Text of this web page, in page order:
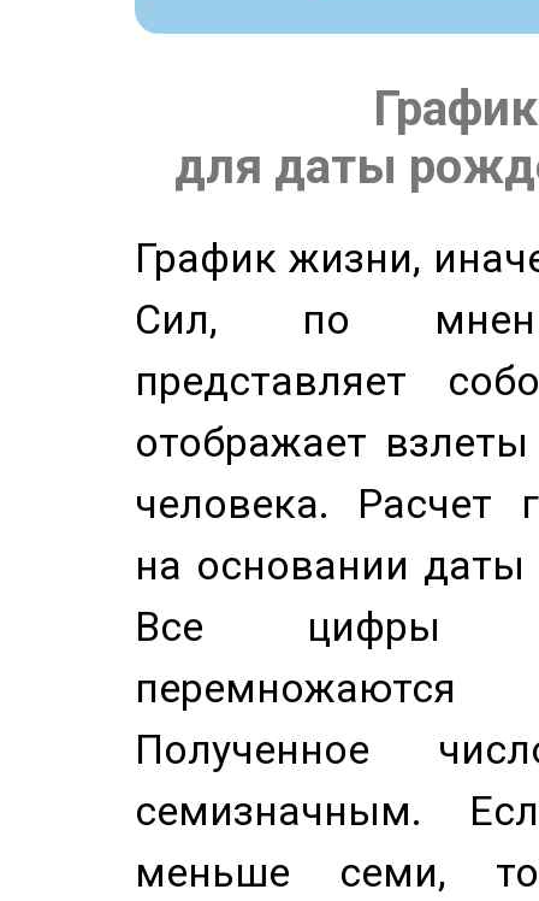
для даты
График жизни,
Сил, по
представляет
отображает
человека. Расчет
на основании
Все цифры
Полученное
семизначным.
меньше семи,